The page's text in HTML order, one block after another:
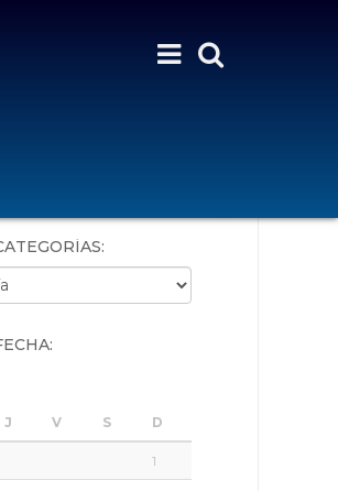
J V S D
1